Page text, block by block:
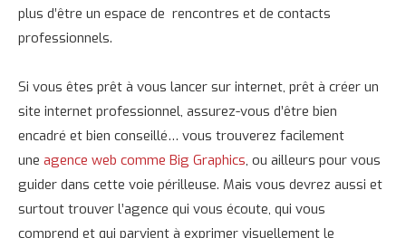
plus d’être un espace de rencontres et de contacts
professionnels.
Si vous êtes prêt à vous lancer sur internet, prêt à créer un
site internet professionnel, assurez-vous d’être bien
encadré et bien conseillé… vous trouverez facilement
une agence web comme Big Graphics, ou ailleurs pour vous
guider dans cette voie périlleuse. Mais vous devrez aussi et
surtout trouver l’agence qui vous écoute, qui vous
comprend et qui parvient à exprimer visuellement le